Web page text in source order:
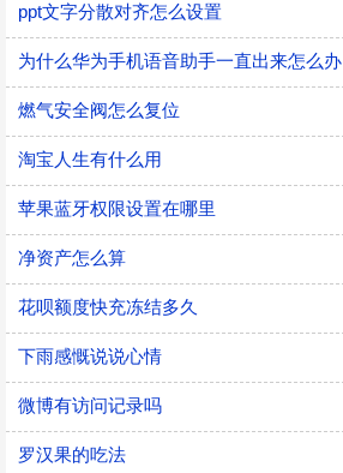
ppt文字分散对齐怎么设置
为什么华为手机语音助手一直出来怎么办
燃气安全阀怎么复位
淘宝人生有什么用
苹果蓝牙权限设置在哪里
净资产怎么算
花呗额度快充冻结多久
下雨感慨说说心情
微博有访问记录吗
罗汉果的吃法